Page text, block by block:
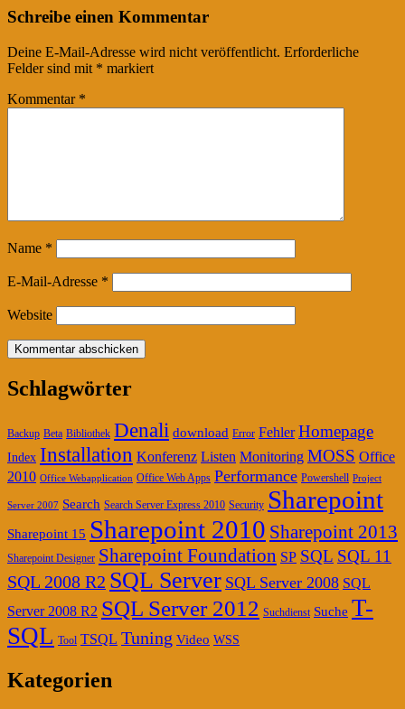
Schreibe einen Kommentar
Deine E-Mail-Adresse wird nicht veröffentlicht. Erforderliche
Felder sind mit * markiert
Kommentar *
Name *
E-Mail-Adresse *
Website
Schlagwörter
Backup Beta Bibliothek Denali download Error Fehler Homepage
Index Installation Konferenz Listen Monitoring MOSS Office
2010 Office Webapplication Office Web Apps Performance Powershell Project
Server 2007 Search Search Server Express 2010 Security Sharepoint
Sharepoint 15 Sharepoint 2010 Sharepoint 2013
Sharepoint Designer Sharepoint Foundation SP SQL SQL 11
SQL 2008 R2 SQL Server SQL Server 2008 SQL
Server 2008 R2 SQL Server 2012 Suchdienst Suche T-
SQL Tool TSQL Tuning Video WSS
Kategorien